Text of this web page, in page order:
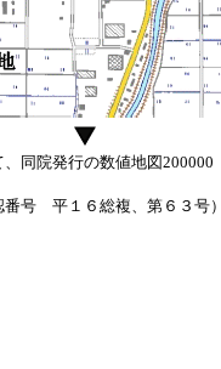
同院発行の数値地図
番号 平１６総複、第６３号